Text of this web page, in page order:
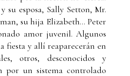
su esposa, Sally Setton, Mr.
su hija Elizabeth… Peter
amor juvenil. Algunos
fiesta y allí reaparecerán en
otros, desconocidos y
por un sistema controlado